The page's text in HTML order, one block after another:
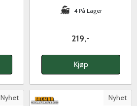
4 På Lager
219,-
Kjøp
Nyhet Nyhet